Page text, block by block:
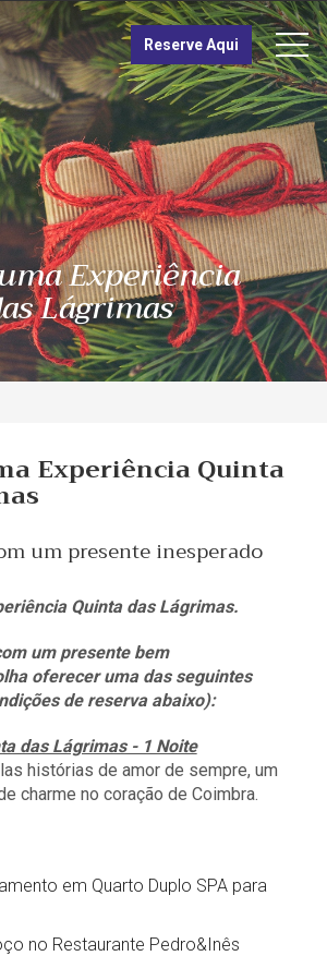
Reserve Aqui
Experiência
Lágrimas
Experiência Quinta
um presente inesperado
Quinta das Lágrimas.
um presente bem
oferecer uma das seguintes
de reserva abaixo):
das Lágrimas - 1 Noite
histórias de amor de sempre, um
charme no coração de Coimbra.
em Quarto Duplo SPA para
no Restaurante Pedro&Inês
TRÓIA
Design Hotel
VISITE